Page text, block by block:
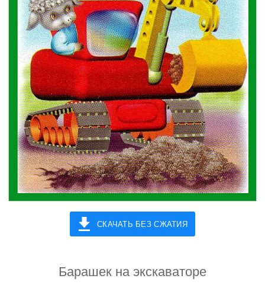
СКАЧАТЬ БЕЗ СЖАТИЯ
Барашек на экскаваторе